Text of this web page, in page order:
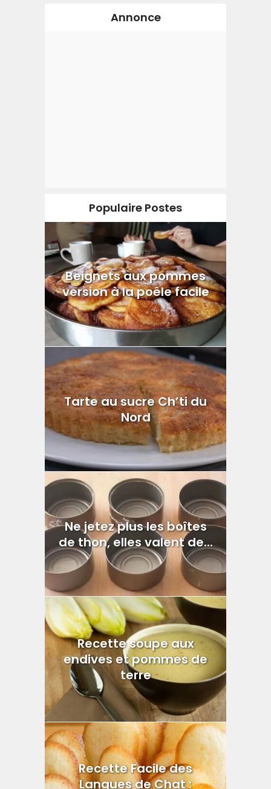
Annonce
Populaire Postes
Beignets aux pommes
version à la poêle facile
Tarte au sucre Ch’ti du
Nord
Ne jetez plus les boîtes
de thon, elles valent de...
Recette soupe aux
endives et pommes de
terre
Recette Facile des
Langues de Chat :